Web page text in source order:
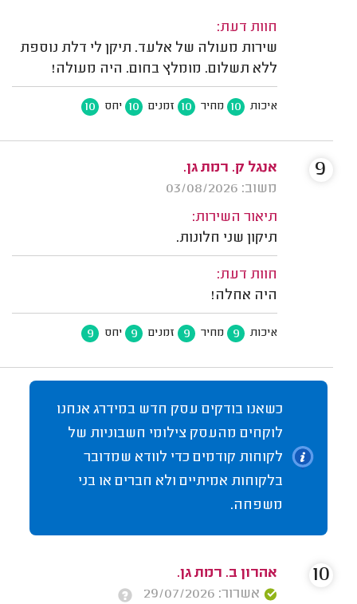
חוות דעת:
שירות מעולה של אלעד. תיקן לי דלת נוספת
ללא תשלום. מומלץ בחום. היה מעולה!
איכות 10 מחיר 10 זמנים 10 יחס 10
אנגל ק. רמת גן.
משוב: 03/08/2026
תיאור השירות:
תיקון שני חלונות.
חוות דעת:
היה אחלה!
איכות 9 מחיר 9 זמנים 9 יחס 9
9
כשאנו בודקים עסק חדש במידרג אנחנו
לוקחים מהעסק צילומי חשבוניות של
לקוחות קודמים כדי לוודא שמדובר
בלקוחות אמיתיים ולא חברים או בני
משפחה.
אהרון ב. רמת גן.
אשרור: 29/07/2026
10